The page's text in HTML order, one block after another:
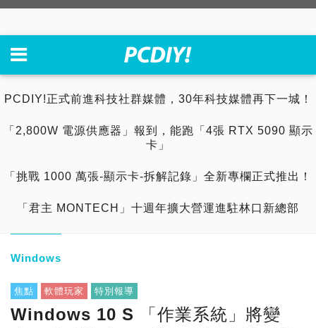
PCDIY!正式前進科技社群媒體，30年科技媒體再下一城！
「2,800W 電源供應器」報到，能跑「4張 RTX 5090 顯示
卡」
「挑戰 1000 萬張-顯示卡-拆解記錄」全新專欄正式推出！
「君主 MONTECH」十週年擴大營運進駐林口新總部
Windows
焦點 軟體玩家 特別報導
Windows 10 S 「作業系統」將變